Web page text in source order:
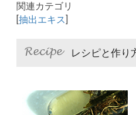
関連カテゴリ
抽出エキス
レシピと作り